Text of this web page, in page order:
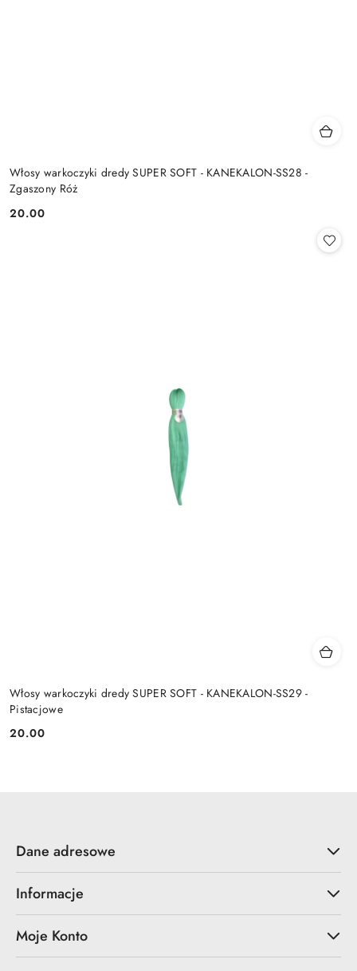
Włosy warkoczyki dredy SUPER SOFT - KANEKALON-SS28 -
Zgaszony Róż
Cena:
20.00
Włosy warkoczyki dredy SUPER SOFT - KANEKALON-SS29 -
Pistacjowe
Cena:
20.00
Dane adresowe
Informacje
Moje Konto